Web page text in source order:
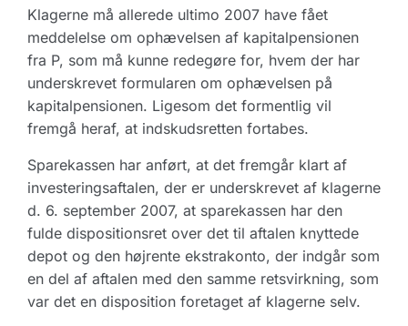
Klagerne må allerede ultimo 2007 have fået
meddelelse om ophævelsen af kapitalpensionen
fra P, som må kunne redegøre for, hvem der har
underskrevet formularen om ophævelsen på
kapitalpensionen. Ligesom det formentlig vil
fremgå heraf, at indskudsretten fortabes.
Sparekassen har anført, at det fremgår klart af
investeringsaftalen, der er underskrevet af klagerne
d. 6. september 2007, at sparekassen har den
fulde dispositionsret over det til aftalen knyttede
depot og den højrente ekstrakonto, der indgår som
en del af aftalen med den samme retsvirkning, som
var det en disposition foretaget af klagerne selv.